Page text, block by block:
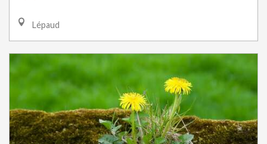
Lépaud